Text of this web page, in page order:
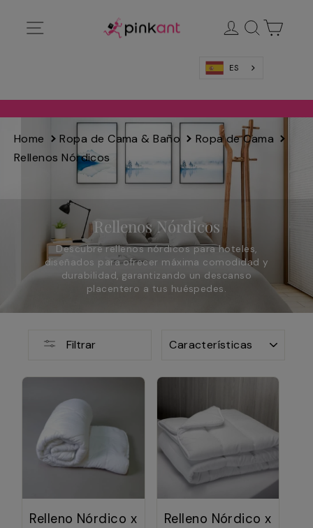
directamente
Ingresar
Buscar
ES
Home Ropa de Cama & Baño
Ropa de Cama
Rellenos Nórdicos
Rellenos Nórdicos
Descubre rellenos nórdicos para hoteles,
diseñados para ofrecer máxima comodidad y
durabilidad, garantizando un descanso
placentero a tus huéspedes.
Filtrar
Relleno Nórdico x
Relleno Nórdico x